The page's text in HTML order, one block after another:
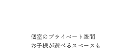
個室のプライベート空間
お子様が遊べるスペースも